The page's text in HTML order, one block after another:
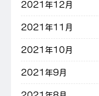
2021年12月
2021年11月
2021年10月
2021年9月